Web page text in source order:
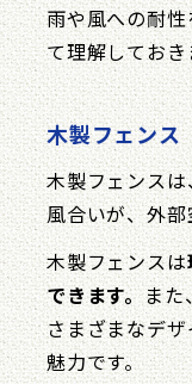
雨や風への耐
て理解してお
木製フェンス
木製フェンス
風合いが、外
木製フェンスは
できます。また
さまざまなデ
魅力です。